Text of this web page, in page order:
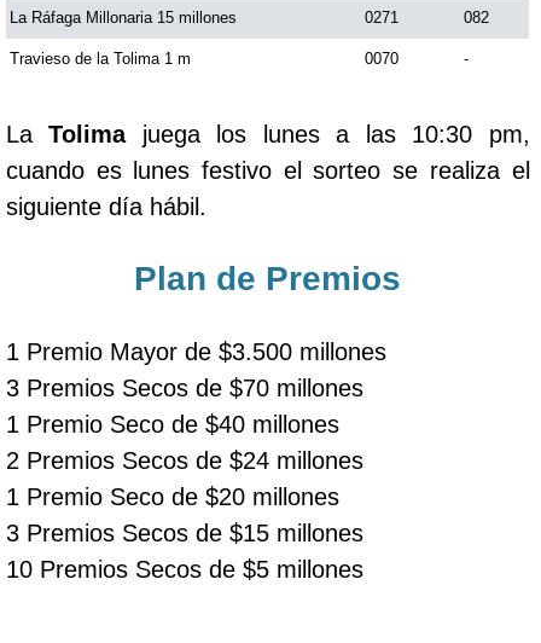
La Ráfaga Millonaria 15 millones 0271 082
Travieso de la Tolima 1 m 0070 -
LaTolimajuega los lunes a las 10:30 pm,
cuando es lunes festivo el sorteo se realiza el
siguiente día hábil.
Plan de Premios
1 Premio Mayor de $3.500 millones
3 Premios Secos de $70 millones
1 Premio Seco de $40 millones
2 Premios Secos de $24 millones
1 Premio Seco de $20 millones
3 Premios Secos de $15 millones
10 Premios Secos de $5 millones